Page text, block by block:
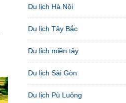
Du lịch Hà Nội
Du lịch Tây Bắc
Du lịch miền tây
Du lịch Sài Gòn
Du lịch Pù Luông